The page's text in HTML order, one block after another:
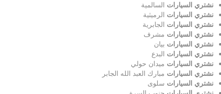
نشتري السيارات السالمية
نشتري السيارات الرميثية
نشتري السيارات الجابرية
نشتري السيارات مشرف
نشتري السيارات بيان
نشتري السيارات البدع
نشتري السيارات ميدان حولي
نشتري السيارات مبارك العبد الله الجابر
نشتري السيارات سلوى